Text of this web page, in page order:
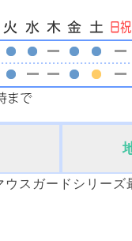
ウスガードシリー